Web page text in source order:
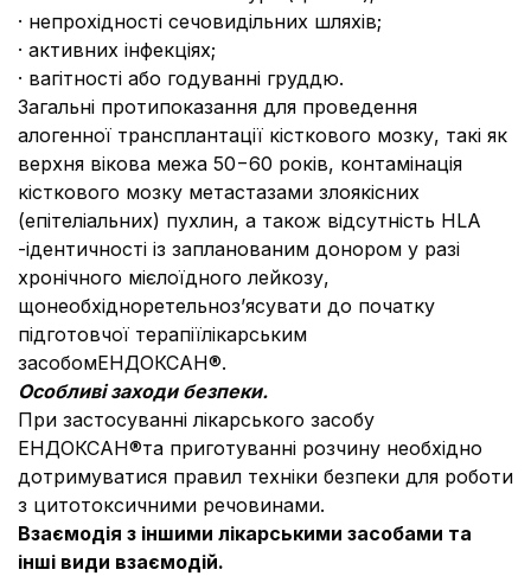
· непрохідності сечовидільних шляхів;
· активних інфекціях;
· вагітності або годуванні груддю.
Загальні протипоказання для проведення
алогенної трансплантації кісткового мозку, такі як
верхня вікова межа 50−60 років, контамінація
кісткового мозку метастазами злоякісних
(епітеліальних) пухлин, а також відсутність HLA
-ідентичності із запланованим донором у разі
хронічного мієлоїдного лейкозу,
щонеобхідноретельноз’ясувати до початку
підготовчої терапіїлікарським
засобомЕНДОКСАН®.
Особливі заходи безпеки.
При застосуванні лікарського засобу
ЕНДОКСАН®та приготуванні розчину необхідно
дотримуватися правил техніки безпеки для роботи
з цитотоксичними речовинами.
Взаємодія з іншими лікарськими засобами та
інші види взаємодій.